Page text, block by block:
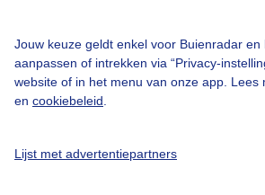
Jouw keuze geldt enkel voor Buienradar en
aanpassen of intrekken via “Privacy-
website of in het menu van onze app. Lees
en cookiebeleid
Lijst met advertentiepartners
Buienradar Team
Privacy beleid
Cookie beleid
Gratis weerdata